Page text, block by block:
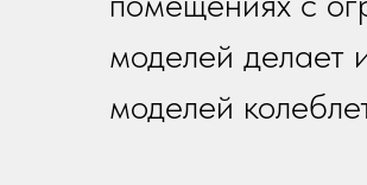
моделей делает
моделей